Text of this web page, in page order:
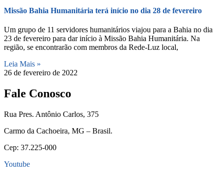
Missão Bahia Humanitária terá início no dia 28 de fevereiro
Um grupo de 11 servidores humanitários viajou para a Bahia no dia
23 de fevereiro para dar início à Missão Bahia Humanitária. Na
região, se encontrarão com membros da Rede-Luz local,
Leia Mais »
26 de fevereiro de 2022
Fale Conosco
Rua Pres. Antônio Carlos, 375
Carmo da Cachoeira, MG – Brasil.
Cep: 37.225-000
Youtube